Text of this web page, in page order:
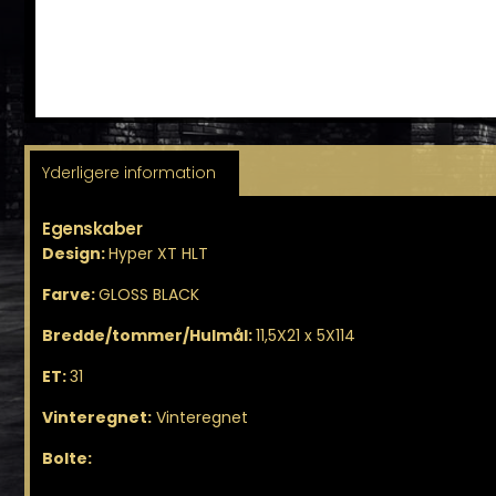
Yderligere information
Egenskaber
Design:Hyper XT HLT
Farve:GLOSS BLACK
Bredde/tommer/Hulmål:11,5X21 x 5X114
ET:31
Vinteregnet: Vinteregnet
Bolte: